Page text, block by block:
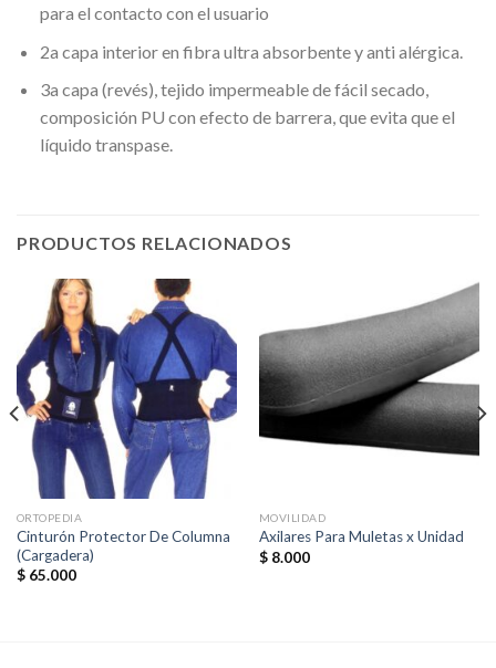
para el contacto con el usuario
2a capa interior en fibra ultra absorbente y anti alérgica.
3a capa (revés), tejido impermeable de fácil secado,
composición PU con efecto de barrera, que evita que el
líquido transpase.
PRODUCTOS RELACIONADOS
ORTOPEDIA
Cinturón Protector De Columna
(Cargadera)
$65.000
MOVILIDAD
Axilares Para Muletas x Unidad
$8.000